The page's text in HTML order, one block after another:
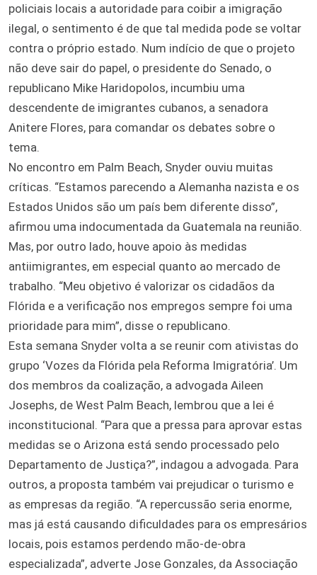
policiais locais a autoridade para coibir a imigração
ilegal, o sentimento é de que tal medida pode se voltar
contra o próprio estado. Num indício de que o projeto
não deve sair do papel, o presidente do Senado, o
republicano Mike Haridopolos, incumbiu uma
descendente de imigrantes cubanos, a senadora
Anitere Flores, para comandar os debates sobre o
tema.
No encontro em Palm Beach, Snyder ouviu muitas
críticas. “Estamos parecendo a Alemanha nazista e os
Estados Unidos são um país bem diferente disso”,
afirmou uma indocumentada da Guatemala na reunião.
Mas, por outro lado, houve apoio às medidas
antiimigrantes, em especial quanto ao mercado de
trabalho. “Meu objetivo é valorizar os cidadãos da
Flórida e a verificação nos empregos sempre foi uma
prioridade para mim”, disse o republicano.
Esta semana Snyder volta a se reunir com ativistas do
grupo ‘Vozes da Flórida pela Reforma Imigratória’. Um
dos membros da coalização, a advogada Aileen
Josephs, de West Palm Beach, lembrou que a lei é
inconstitucional. “Para que a pressa para aprovar estas
medidas se o Arizona está sendo processado pelo
Departamento de Justiça?”, indagou a advogada. Para
outros, a proposta também vai prejudicar o turismo e
as empresas da região. “A repercussão seria enorme,
mas já está causando dificuldades para os empresários
locais, pois estamos perdendo mão-de-obra
especializada”, adverte Jose Gonzales, da Associação